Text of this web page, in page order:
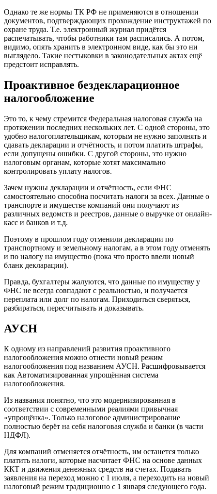
Однако те же нормы ТК РФ не применяются в отношении
документов, подтверждающих прохождение инструктажей по
охране труда. Т.е. электронный журнал придётся
распечатывать, чтобы работники там расписались. А потом,
видимо, опять хранить в электронном виде, как бы это ни
выглядело. Такие нестыковки в законодательных актах ещё
предстоит исправлять.
Проактивное бездекларационное
налогообложение
Это то, к чему стремится Федеральная налоговая служба на
протяжении последних нескольких лет. С одной стороны, это
удобно налогоплательщикам, которым не нужно заполнять и
сдавать декларации и отчётность, и потом платить штрафы,
если допущены ошибки. С другой стороны, это нужно
налоговым органам, которые хотят максимально
контролировать уплату налогов.
Зачем нужны декларации и отчётность, если ФНС
самостоятельно способна посчитать налоги за всех. Данные о
транспорте и имуществе компаний они получают из
различных ведомств и реестров, данные о выручке от онлайн-
касс и банков и т.д.
Поэтому в прошлом году отменили декларации по
транспортному и земельному налогам, а в этом году отменять
и по налогу на имущество (пока что просто ввели новый
бланк декларации).
Правда, бухгалтеры жалуются, что данные по имуществу у
ФНС не всегда совпадают с реальностью, и получается
переплата или долг по налогам. Приходиться сверяться,
разбираться, пересчитывать и доказывать.
АУСН
К одному из направлений развития проактивного
налогообложения можно отнести новый режим
налогообложения под названием АУСН. Расшифровывается
как Автоматизированная упрощённая система
налогообложения.
Из названия понятно, что это модернизированная в
соответствии с современными реалиями привычная
«упрощёнка». Только налоговое администрирование
полностью берёт на себя налоговая служба и банки (в части
НДФЛ).
Для компаний отменяется отчётность, им останется только
платить налоги, которые насчитает ФНС на основе данных
ККТ и движения денежных средств на счетах. Подавать
заявления на переход можно с 1 июля, а переходить на новый
налоговый режим традиционно с 1 января следующего года.